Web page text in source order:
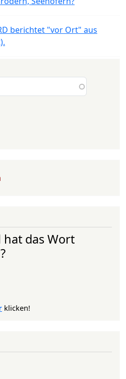
berichtet "vor Ort" aus
das Wort
klicken!